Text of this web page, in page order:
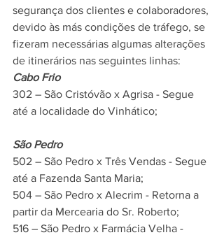
segurança dos clientes e colaboradores,
devido às más condições de tráfego, se
fizeram necessárias algumas alterações
de itinerários nas seguintes linhas:
Cabo Frio
302 – São Cristóvão x Agrisa - Segue
até a localidade do Vinhático;
São Pedro
502 – São Pedro x Três Vendas - Segue
até a Fazenda Santa Maria;
504 – São Pedro x Alecrim - Retorna a
partir da Mercearia do Sr. Roberto;
516 – São Pedro x Farmácia Velha -